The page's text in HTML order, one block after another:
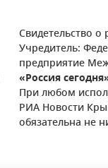
Свидетельство
Учредитель:
предприятие
«Россия
При любом
РИА Новости
обязательна не